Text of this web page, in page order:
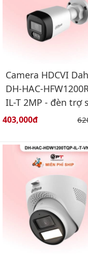
Camera HDCVI
DH-HAC-
IL-T 2MP - đèn trợ
Giá bán:
403,000đ